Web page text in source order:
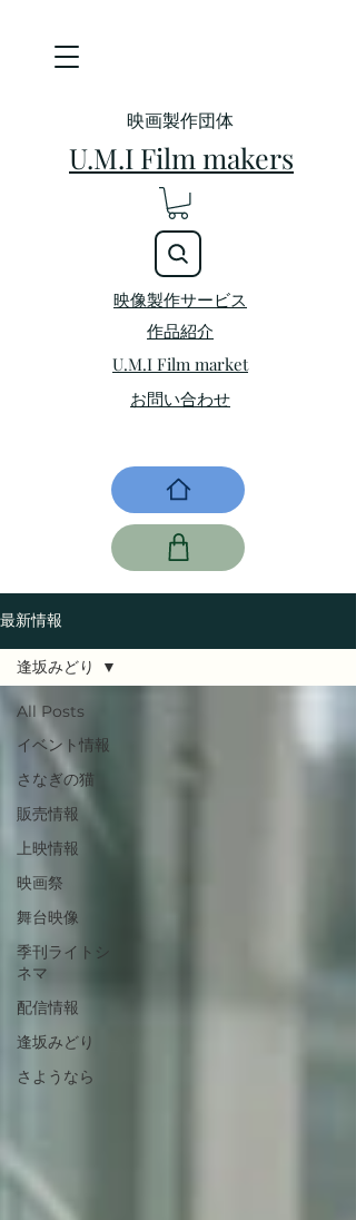
映画製作団体
U.M.I Film makers
映像製作サービス
U.M.I Film market
​作品紹介
お問い合わせ
最新情報
All Posts
イベント情報
さなぎの猫
販売情報
上映情報
映画祭
舞台映像
季刊ライトシ
ネマ
配信情報
逢坂みどり
さようなら
逢坂みどり